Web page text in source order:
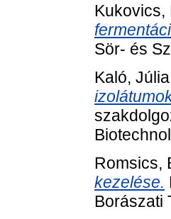
Kukovics,
Sör- és
Kaló, Júlia
Romsics,
kezelése.
Borászati